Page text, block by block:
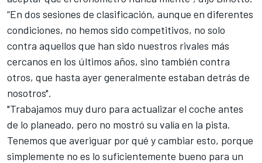
“En dos sesiones de clasificación, aunque en diferentes
condiciones, no hemos sido competitivos, no solo
contra aquellos que han sido nuestros rivales más
cercanos en los últimos años, sino también contra
otros, que hasta ayer generalmente estaban detrás de
nosotros".
"Trabajamos muy duro para actualizar el coche antes
de lo planeado, pero no mostró su valía en la pista.
Tenemos que averiguar por qué y cambiar esto, porque
simplemente no es lo suficientemente bueno para un